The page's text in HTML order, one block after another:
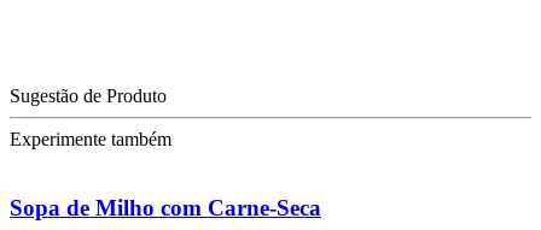
Sugestão de Produto
Experimente também
Sopa de Milho com Carne-Seca